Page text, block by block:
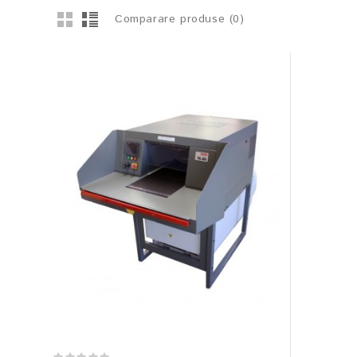
Comparare produse (0)